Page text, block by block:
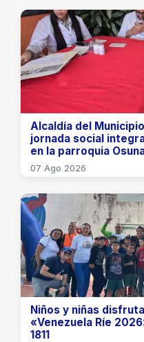
​Alcaldía del
jornada social
en la parroquia
07 Ago 2026
​Niños y niñas
«Venezuela Ríe
1811